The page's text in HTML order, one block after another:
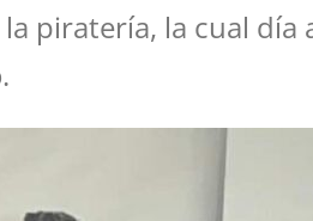
piratería, la cual día